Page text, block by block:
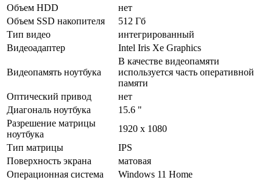
Объем HDD
нет
Объем SSD накопителя
512 Гб
Тип видео
интегрированный
Видеоадаптер
Intel Iris Xe Graphics
Видеопамять ноутбука
В качестве видеопамяти
используется часть оперативной
памяти
Оптический привод
нет
Диагональ ноутбука
15.6 "
Разрешение матрицы
ноутбука
1920 x 1080
Тип матрицы
IPS
Поверхность экрана
матовая
Операционная система
Windows 11 Home